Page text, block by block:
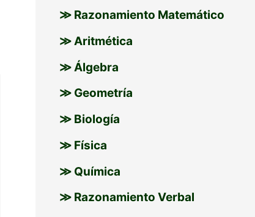
≫ Razonamiento Matemático
≫ Aritmética
≫ Álgebra
≫ Geometría
≫ Biología
≫ Física
≫ Química
≫ Razonamiento Verbal